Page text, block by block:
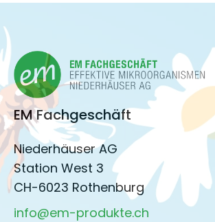
EM Fachgeschäft
Niederhäuser AG
Station West 3
CH-6023 Rothenburg
info@em-produkte.ch